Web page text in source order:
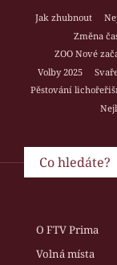
Jak zhubnout
Změna
ZOO Nové
Volby 2025
Pěstování
O FTV Prima
Volná místa